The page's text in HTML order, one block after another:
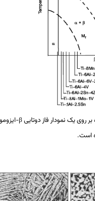
یک نمودار فاز دوتاییβ-ایزومورف